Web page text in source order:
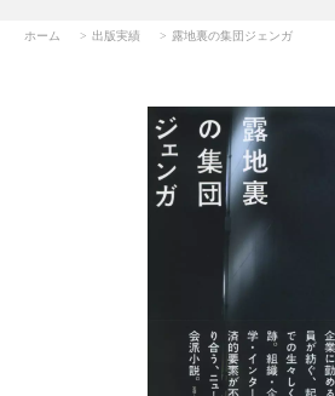
ホーム 出版実績 露地裏の集団ジェンガ